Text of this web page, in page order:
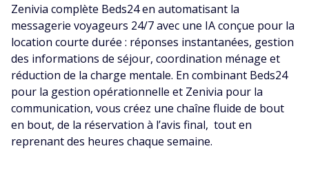
Zenivia complète Beds24 en automatisant la
messagerie voyageurs 24/7 avec une IA conçue pour la
location courte durée : réponses instantanées, gestion
des informations de séjour, coordination ménage et
réduction de la charge mentale. En combinant Beds24
pour la gestion opérationnelle et Zenivia pour la
communication, vous créez une chaîne fluide de bout
en bout, de la réservation à l’avis final, tout en
reprenant des heures chaque semaine.